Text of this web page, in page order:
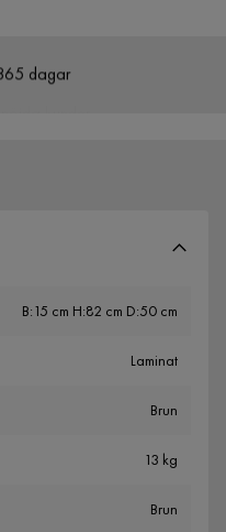
kunder
B:15 cm H:82 cm D:50 cm
Laminat
Brun
13 kg
Brun